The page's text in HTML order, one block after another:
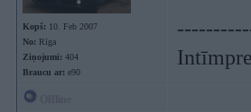
Kopš: 10. Feb 2007
No: Rīga
Ziņojumi: 404
Braucu ar: e90